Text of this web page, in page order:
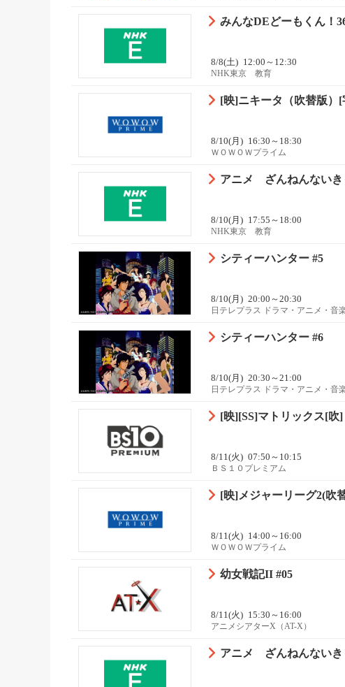
みんなDEどーもくん！
8/8(土) 12:00～12:30
NHK東京 教育
[映]ニキータ（吹替版）[
8/10(月) 16:30～18:30
ＷＯＷＯＷプライム
アニメ ざんねんないき
8/10(月) 17:55～18:00
NHK東京 教育
シティーハンター #5
8/10(月) 20:00～20:30
日テレプラス ドラマ・アニメ・音
シティーハンター #6
8/10(月) 20:30～21:00
日テレプラス ドラマ・アニメ・音
[映][SS]マトリックス[吹]
8/11(火) 07:50～10:15
ＢＳ１０プレミアム
[映]メジャーリーグ2(吹
8/11(火) 14:00～16:00
ＷＯＷＯＷプライム
幼女戦記II #05
8/11(火) 15:30～16:00
アニメシアターX（AT-X）
アニメ ざんねんないき